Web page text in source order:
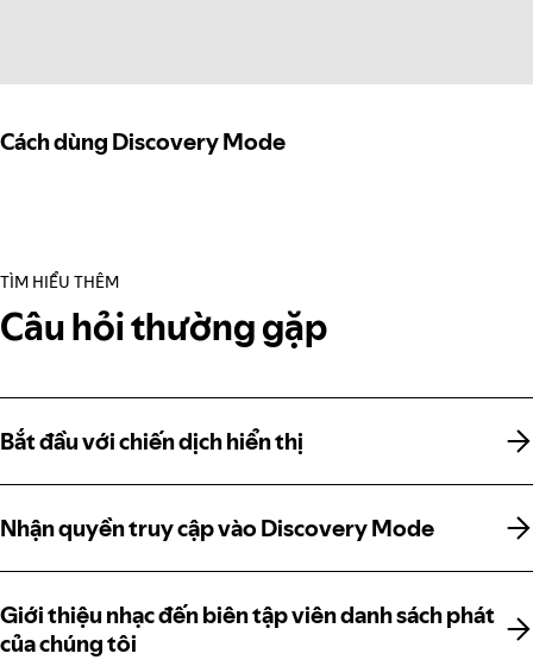
Cách dùng Discovery Mode
TÌM HIỂU THÊM
Câu hỏi thường gặp
Bắt đầu với chiến dịch hiển thị
Bắt đầu với chiến dịch hiển thị
Nhận quyền truy cập vào Discovery Mode
Nhận quyền truy cập vào Discovery Mode
Giới thiệu nhạc đến biên tập viên danh sách phát
của chúng tôi
Giới thiệu nhạc đến biên tập viên danh sách phát
của chúng tôi